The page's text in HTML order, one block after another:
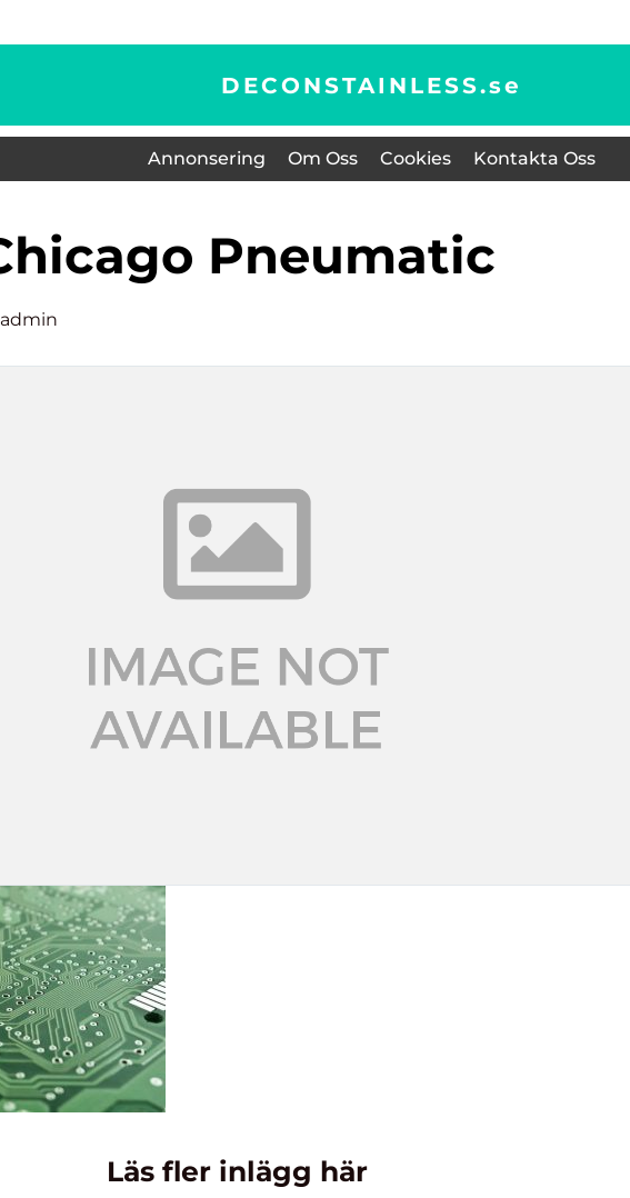
DECONSTAINLESS.se
Annonsering Om Oss Cookies Kontakta Oss
Chicago Pneumatic
admin
Läs fler inlägg här